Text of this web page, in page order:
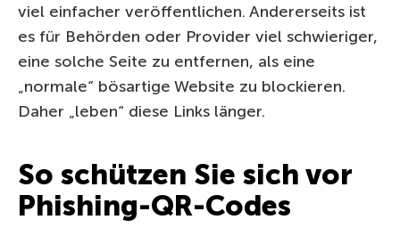
viel einfacher veröffentlichen. Andererseits ist
es für Behörden oder Provider viel schwieriger,
eine solche Seite zu entfernen, als eine
„normale“ bösartige Website zu blockieren.
Daher „leben“ diese Links länger.
So schützen Sie sich vor
Phishing-QR-Codes